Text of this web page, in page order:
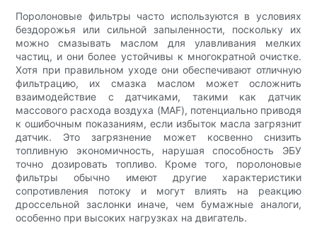
Поролоновые фильтры часто используются в условиях
бездорожья или сильной запыленности, поскольку их
можно смазывать маслом для улавливания мелких
частиц, и они более устойчивы к многократной очистке.
Хотя при правильном уходе они обеспечивают отличную
фильтрацию, их смазка маслом может осложнить
взаимодействие с датчиками, такими как датчик
массового расхода воздуха (MAF), потенциально приводя
к ошибочным показаниям, если избыток масла загрязнит
датчик. Это загрязнение может косвенно снизить
топливную экономичность, нарушая способность ЭБУ
точно дозировать топливо. Кроме того, поролоновые
фильтры обычно имеют другие характеристики
сопротивления потоку и могут влиять на реакцию
дроссельной заслонки иначе, чем бумажные аналоги,
особенно при высоких нагрузках на двигатель.